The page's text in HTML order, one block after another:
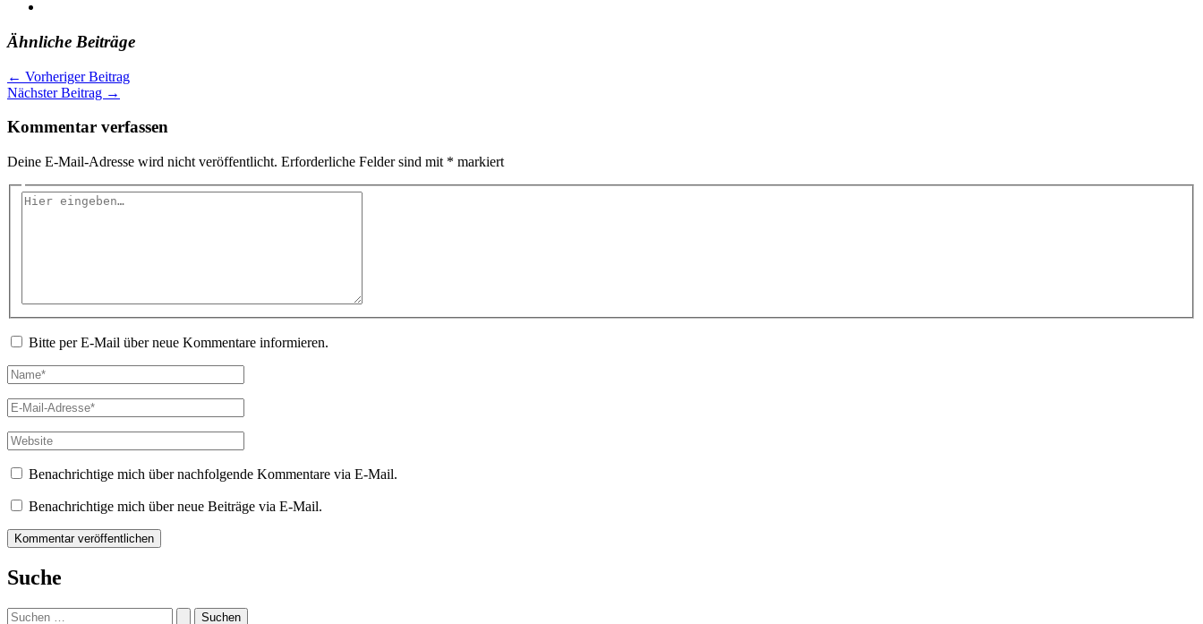
Ähnliche Beiträge
← Vorheriger Beitrag
Nächster Beitrag →
Kommentar verfassen
Deine E-Mail-Adresse wird nicht veröffentlicht. Erforderliche Felder sind mit * markiert
Hier
Bitte per E-Mail über neue Kommentare informieren.
Name*
E-
Mail-
Adresse*
Website
Benachrichtige mich über nachfolgende Kommentare via E-Mail.
Benachrichtige mich über neue Beiträge via E-Mail.
Suche
Suchen